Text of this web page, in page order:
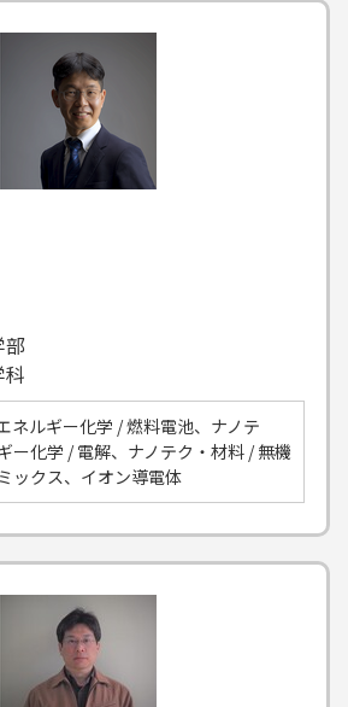
部
ネルギー化学 / 燃料電池、ナノテ
ー化学 / 電解、ナノテク・材料 / 無機
ックス、イオン導電体